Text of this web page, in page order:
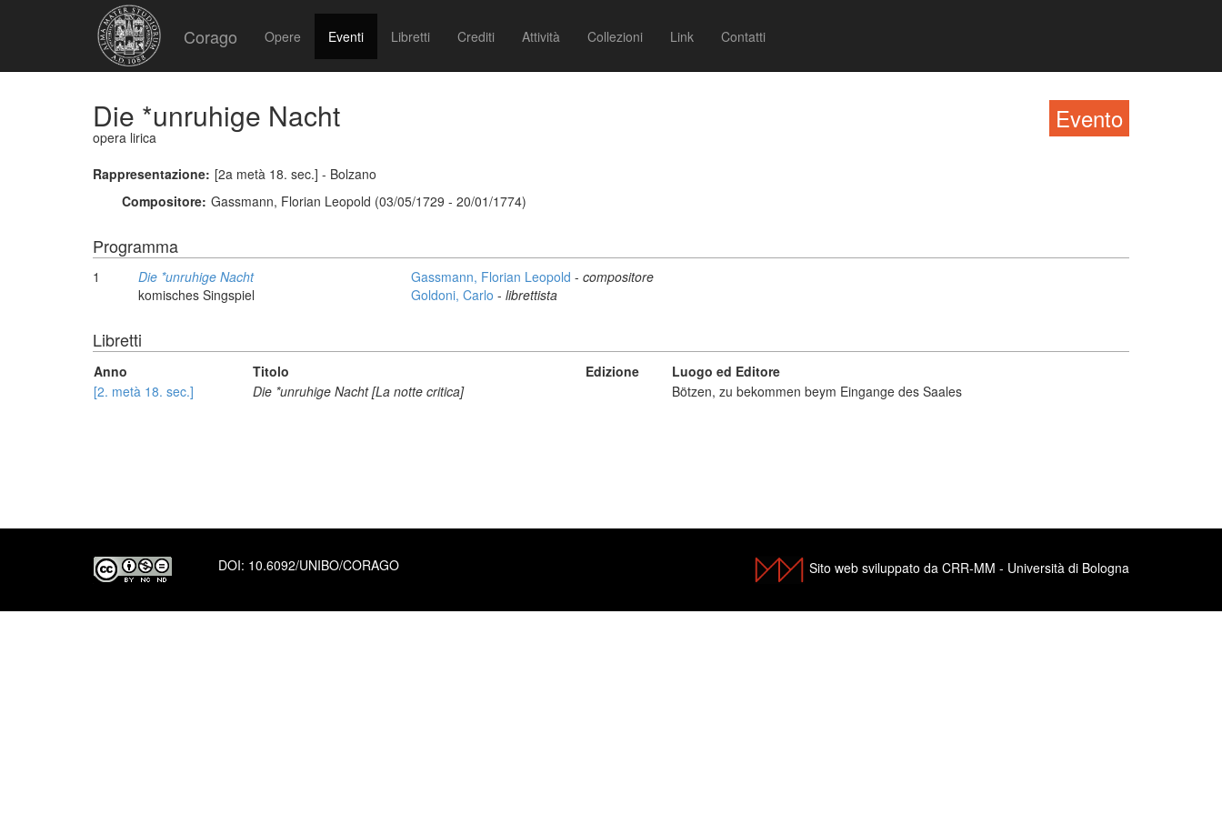
Corago Opere Eventi Libretti Crediti Attività Collezioni Link Contatti
Evento
Die *unruhige Nacht
opera lirica
Rappresentazione: [2a metà 18. sec.] - Bolzano
Compositore: Gassmann, Florian Leopold (03/05/1729 - 20/01/1774)
Programma
1
Die *unruhige Nacht
komisches Singspiel
Gassmann, Florian Leopold - compositore
Goldoni, Carlo - librettista
Libretti
Anno Titolo Edizione
Luogo ed Editore
[2. metà 18. sec.]
Die *unruhige Nacht [La notte critica] Bötzen, zu bekommen beym Eingange des Saales
DOI: 10.6092/UNIBO/CORAGO Sito web sviluppato da CRR-MM - Università di Bologna